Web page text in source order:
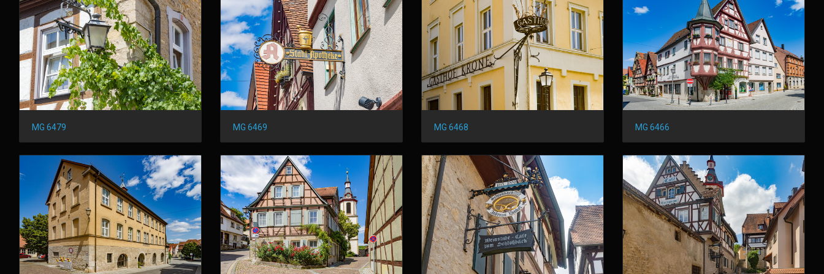
MG 6479 MG 6469 MG 6468 MG 6466